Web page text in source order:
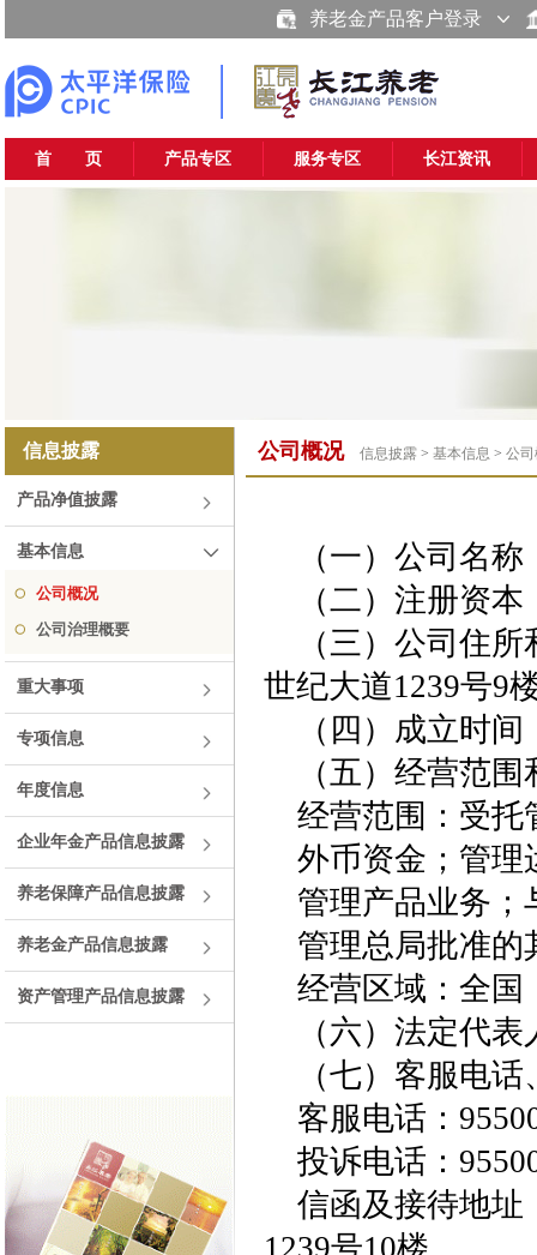
养老金产品客户登录
首 页 产品专区 服务专区 长江资讯
信息披露
产品净值披露
基本信息
公司概况
公司治理概要
重大事项
专项信息
年度信息
企业年金产品信息披露
养老保障产品信息披露
养老金产品信息披露
资产管理产品信息披露
公司概况 信息披露> 基本信息 > 公
（一）公司名
（二）注册资
（三）公司住
世纪大道1239号9
（四）成立时
（五）经营范
经营范围： 受托
外币资金；管理
管理产品业务；
管理总局批准的
经营区域：全国
（六）法定代
（七）客服电
客服电话：
投诉电话：
信函及接待地址
1239号10楼